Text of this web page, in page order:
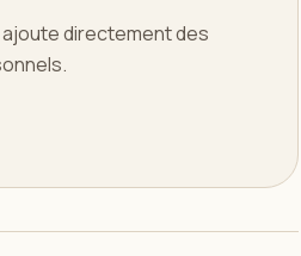
directement des